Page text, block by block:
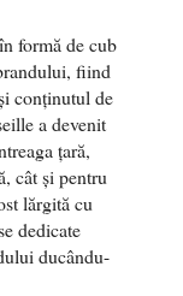
formă de cub
fiind
conţinutul de
a devenit
ţară,
cât şi pentru
lărgită cu
dedicate
ducându-